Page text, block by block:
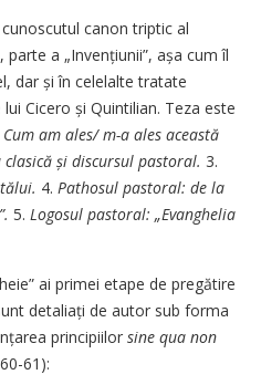
canon triptic al
a „Invențiunii”, așa cum îl
dar și în celelalte tratate
Cicero și Quintilian. Teza este
Cum am ales/ m-a ales această
și discursul pastoral. 3.
4. Pathosul pastoral: de la
5. Logosul pastoral: „Evanghelia
ai primei etape de pregătire
detaliați de autor sub forma
principiilor sine qua non
61):